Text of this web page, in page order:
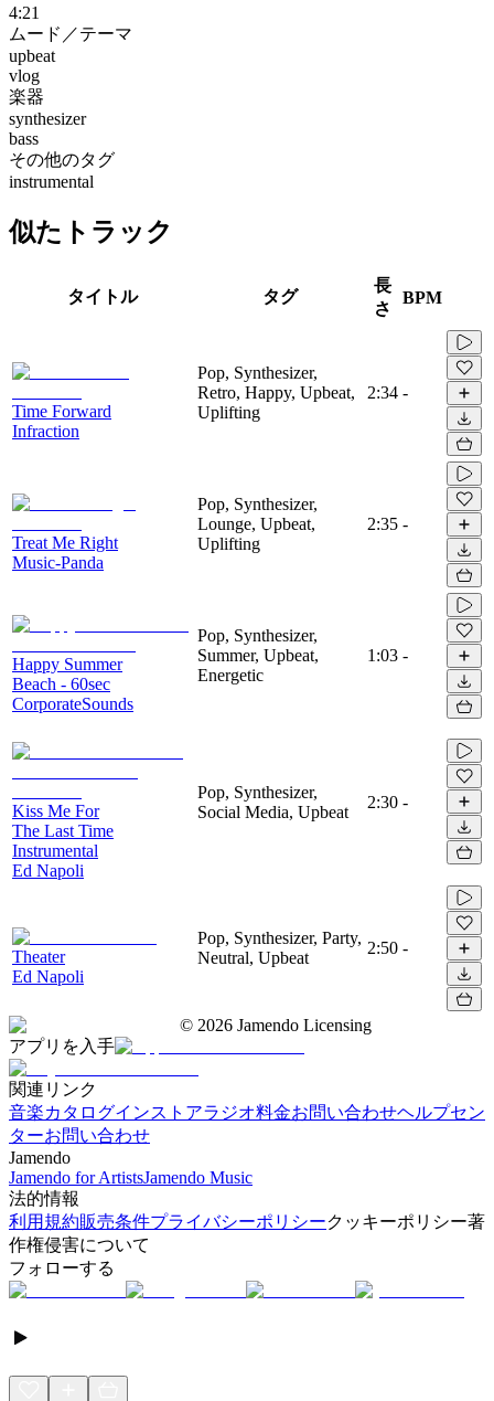
4:21
ムード／テーマ
upbeat
vlog
楽器
synthesizer
bass
その他のタグ
instrumental
似たトラック
タイトル タグ
長
さ
BPM
Time Forward
Infraction
Pop, Synthesizer,
Retro, Happy, Upbeat,
Uplifting
2:34 -
Treat Me Right
Music-Panda
Pop, Synthesizer,
Lounge, Upbeat,
Uplifting
2:35 -
Happy Summer
Beach - 60sec
CorporateSounds
Pop, Synthesizer,
Summer, Upbeat,
Energetic
1:03 -
Kiss Me For
The Last Time
Instrumental
Ed Napoli
Pop, Synthesizer,
Social Media, Upbeat
2:30 -
Theater
Ed Napoli
Pop, Synthesizer, Party,
Neutral, Upbeat
2:50 -
© 2026 Jamendo Licensing
アプリを入手
関連リンク
音楽カタログインストアラジオ料金お問い合わせヘルプセン
ターお問い合わせ
Jamendo
Jamendo for ArtistsJamendo Music
法的情報
利用規約販売条件プライバシーポリシークッキーポリシー著
作権侵害について
フォローする